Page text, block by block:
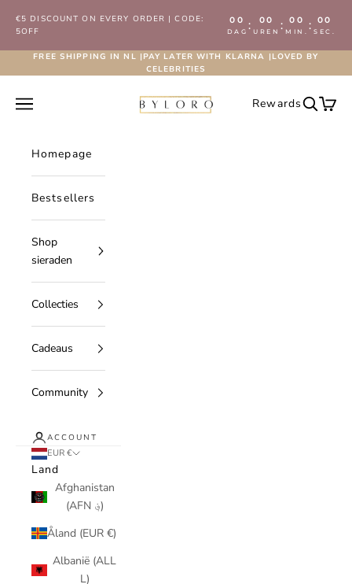
€5 DISCOUNT ON EVERY ORDER | CODE:
5OFF
00
DAG : 00
UREN : 00
MIN. : 00
SEC.
FREE SHIPPING IN NL |PAY LATER WITH KLARNA |LOVED BY
CELEBRITIES
Byloro.com
Navigatiemenu openen RewardsZoeken
Homepage
Bestsellers
Shop
sieraden
Collecties
Cadeaus
Community
ACCOUNT
EUR €
Land
Afghanistan
(AFN ؋)
Åland (EUR €)
Albanië (ALL
L)